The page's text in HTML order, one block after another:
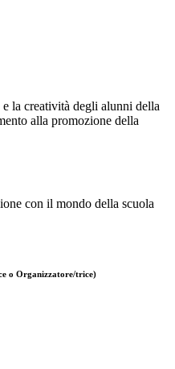
la creatività degli alunni della
alla promozione della
con il mondo della scuola
o Organizzatore/trice)